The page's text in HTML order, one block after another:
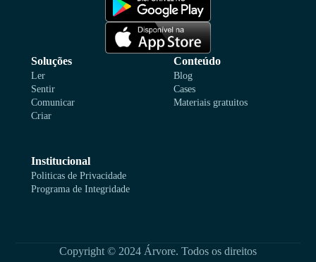
Soluções
Ler
Sentir
Comunicar
Criar
Conteúdo
Blog
Cases
Materiais gratuitos
Institucional
Politicas de Privacidade
Programa de Integridade
Copyright © 2024 Árvore. Todos os direitos